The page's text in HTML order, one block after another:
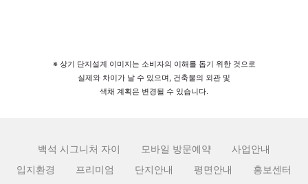
※ 상기 단지설계 이미지는 소비자의 이해를 돕기 위한 것으로
실제와 차이가 날 수 있으며, 건축물의 외관 및
색채 계획은 변경될 수 있습니다.
백석 시그니처 자이 모바일 방문예약
사업안내
입지환경
프리미엄 단지안내 평면안내 홍보센터